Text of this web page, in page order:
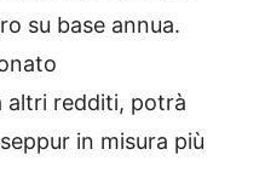
su base annua.
altri redditi, potrà
in misura più